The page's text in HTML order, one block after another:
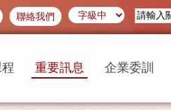
聯絡我們
重要訊息 企業委訓